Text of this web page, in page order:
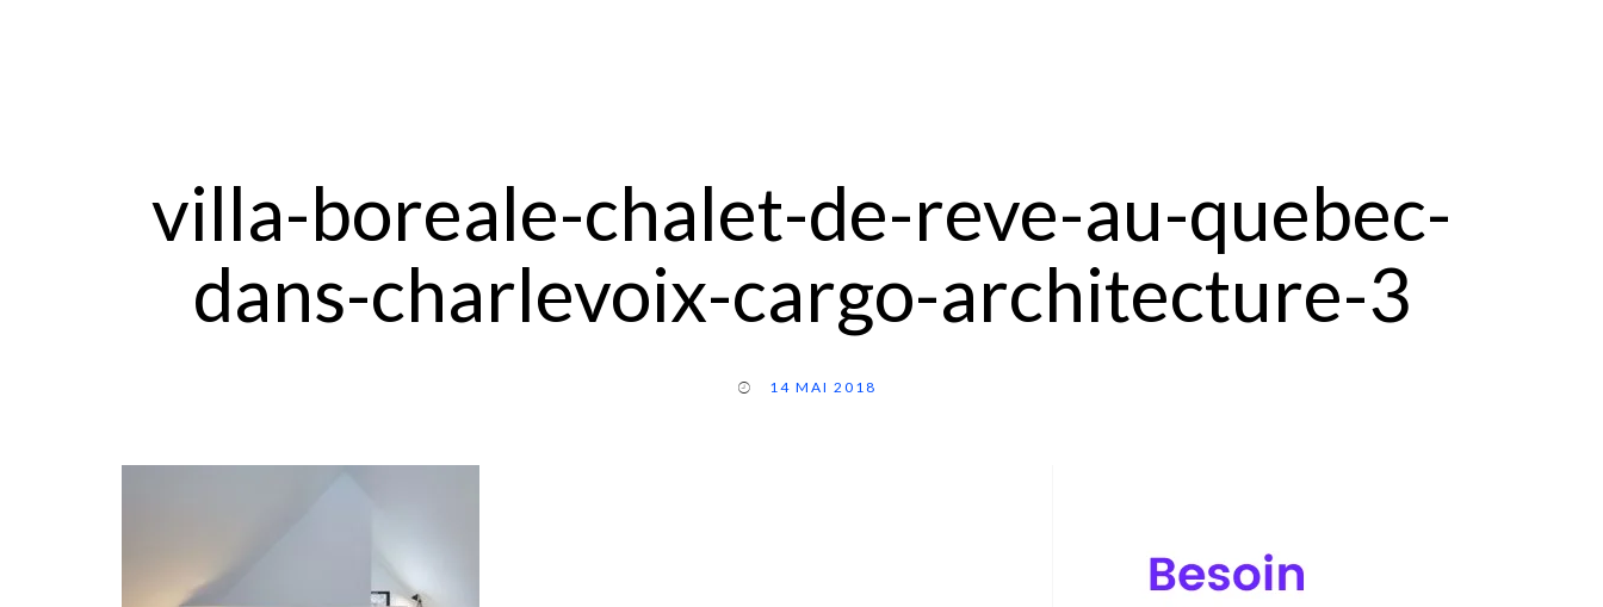
villa-boreale-chalet-de-reve-au-quebec-
dans-charlevoix-cargo-architecture-3
14 MAI 2018